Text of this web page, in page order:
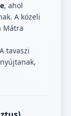
, ahol
A közeli
Mátra
tavaszi